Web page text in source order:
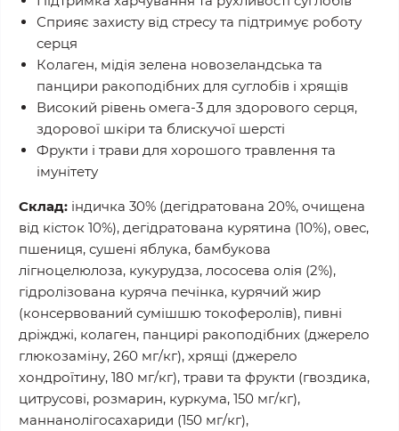
Сприяє захисту від стресу та підтримує роботу
серця
Колаген, мідія зелена новозеландська та
панцири ракоподібних для суглобів і хрящів
Високий рівень омега-3 для здорового серця,
здорової шкіри та блискучої шерсті
Фрукти і трави для хорошого травлення та
імунітету
Склад: індичка 30% (дегідратована 20%, очищена
від кісток 10%), дегідратована курятина (10%), овес,
пшениця, сушені яблука, бамбукова
лігноцелюлоза, кукурудза, лососева олія (2%),
гідролізована куряча печінка, курячий жир
(консервований сумішшю токоферолів), пивні
дріжджі, колаген, панцирі ракоподібних (джерело
глюкозаміну, 260 мг/кг), хрящі (джерело
хондроїтину, 180 мг/кг), трави та фрукти (гвоздика,
цитрусові, розмарин, куркума, 150 мг/кг),
маннанолігосахариди (150 мг/кг),